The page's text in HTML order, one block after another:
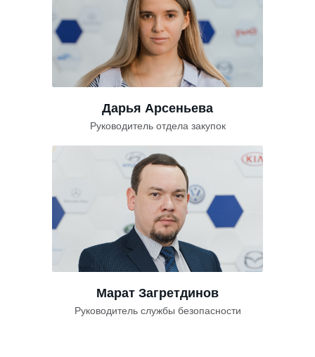
Дарья Арсеньева
Руководитель отдела закупок
Марат Загретдинов
Руководитель службы безопасности